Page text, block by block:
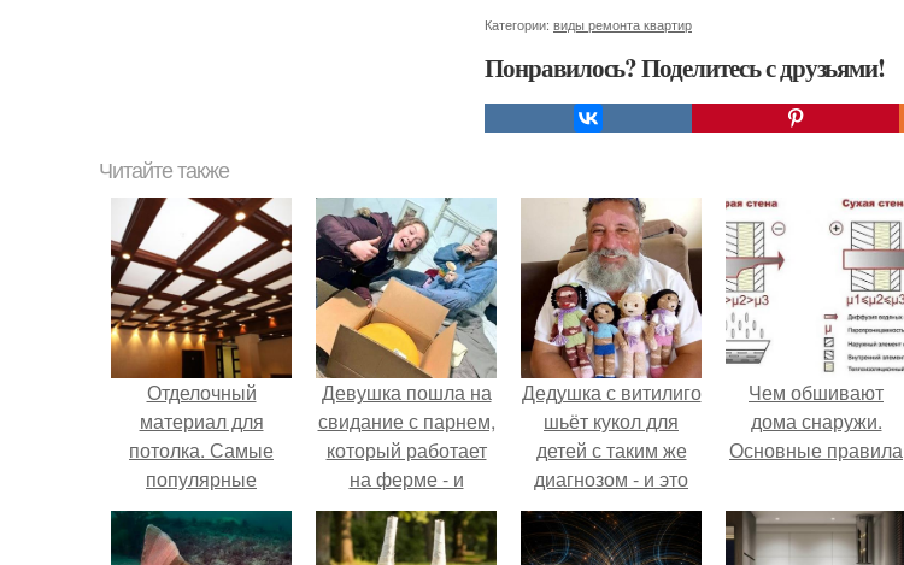
Категории: виды ремонта квартир
Понравилось? Поделитесь с друзьями!
Читайте также
Отделочный
материал для
потолка. Самые
популярные
варианты для
отделки потолка
Девушка пошла на
свидание с парнем,
который работает
на ферме - и
вернулась домой с
подарком, который
Дедушка с витилиго
шьёт кукол для
детей с таким же
диагнозом - и это
трогает до слёз.
Чем обшивают
дома снаружи.
Основные правила